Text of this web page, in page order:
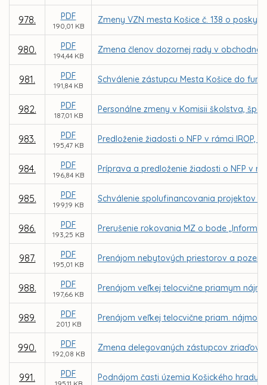
978. PDF
190,01 KB
Zmeny VZN mesta Košice č. 138 o
980. PDF
194,44 KB
Zmena členov dozornej rady v obchodnej
981. PDF
191,84 KB
Schválenie zástupcu Mesta Košice do
982. PDF
187,01 KB
Personálne zmeny v Komisii školstva,
983. PDF
195,47 KB
Predloženie žiadosti o NFP v rámci IROP,
984. PDF
196,84 KB
Príprava a predloženie žiadosti o NFP v
985. PDF
199,19 KB
Schválenie spolufinancovania projektov
986. PDF
193,25 KB
Prerušenie rokovania MZ o bode
987. PDF
195,01 KB
Prenájom nebytových priestorov a
988. PDF
197,66 KB
Prenájom veľkej telocvične priamym
989. PDF
201,1 KB
Prenájom veľkej telocvične priam.
990. PDF
192,08 KB
Zmena delegovaných zástupcov
991. PDF Podnájom časti územia Košického hradu